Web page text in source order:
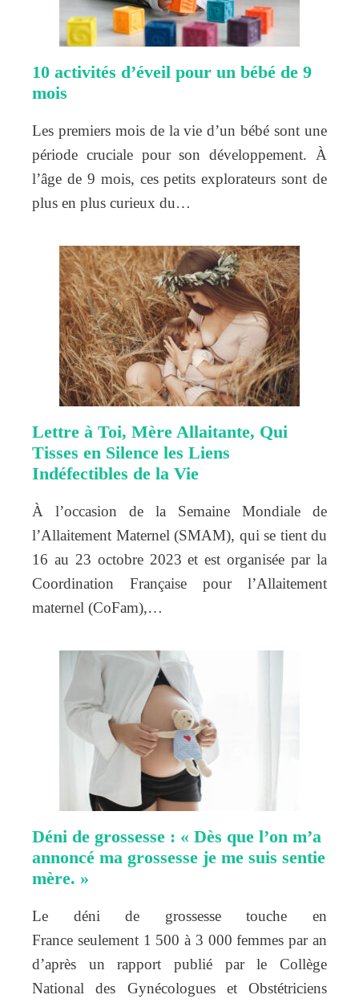
10 activités d’éveil pour un bébé de 9
mois
Les premiers mois de la vie d’un bébé sont une
période cruciale pour son développement. À
l’âge de 9 mois, ces petits explorateurs sont de
plus en plus curieux du…
Lettre à Toi, Mère Allaitante, Qui
Tisses en Silence les Liens
Indéfectibles de la Vie
À l’occasion de la Semaine Mondiale de
l’Allaitement Maternel (SMAM), qui se tient du
16 au 23 octobre 2023 et est organisée par la
Coordination Française pour l’Allaitement
maternel (CoFam),…
Déni de grossesse : « Dès que l’on m’a
annoncé ma grossesse je me suis sentie
mère. »
Le déni de grossesse touche en
France seulement 1 500 à 3 000 femmes par an
d’après un rapport publié par le Collège
National des Gynécologues et Obstétriciens